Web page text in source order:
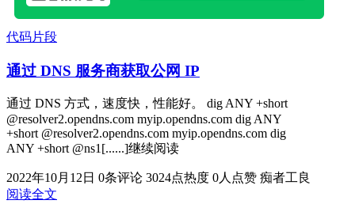
代码片段
通过 DNS 服务商获取公网 IP
通过 DNS 方式，速度快，性能好。 dig ANY +short
@resolver2.opendns.com myip.opendns.com dig ANY
+short @resolver2.opendns.com myip.opendns.com dig
ANY +short @ns1[......]继续阅读
2022年10月12日 0条评论 3024点热度 0人点赞 痴者工良
阅读全文